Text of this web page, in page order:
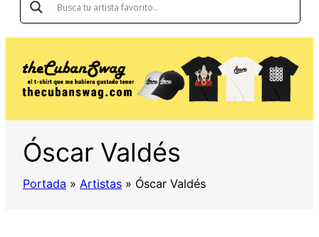
Óscar Valdés
Portada » Artistas » Óscar Valdés